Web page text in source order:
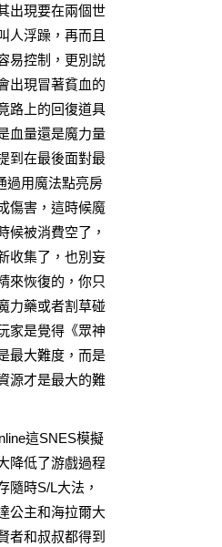
出現要在兩個世
人浮躁，再而且
易控制，更別説
出現冒著貧血的
路上的回復道具
血量還是魔力量
到在最後面對最
過用魔法點亮房
傷害，這時候魔
候被消費空了，
收集了，也別妄
來恢復的，你只
力藥或者割草碰
家是覺得《眾神
最大難度，而是
源才是最大的難
這SNES模擬
降低了游戲過程
隨時S/L大法，
公主和海拉爾大
者和叔叔都得到